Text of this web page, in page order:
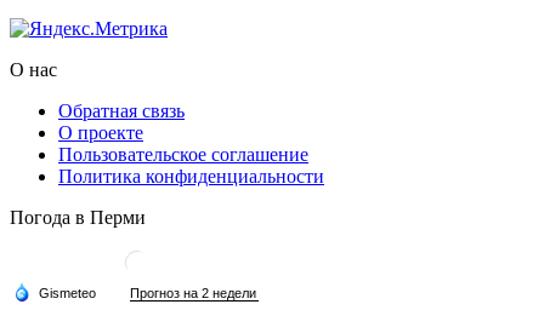
О нас
Обратная связь
О проекте
Пользовательское соглашение
Политика конфиденциальности
Погода в Перми